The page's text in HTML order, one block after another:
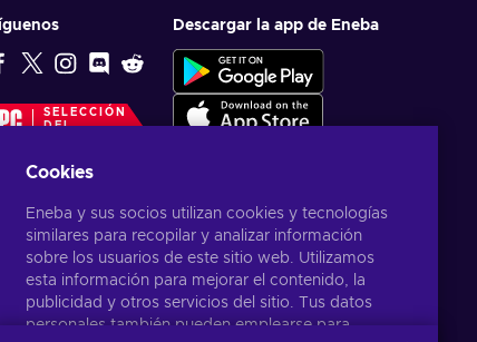
SELECCIÓN
DEL
Descargar la app de Eneba
Cookies
Eneba y sus socios utilizan cookies y tecnologías
similares para recopilar y analizar información
sobre los usuarios de este sitio web. Utilizamos
esta información para mejorar el contenido, la
publicidad y otros servicios del sitio. Tus datos
personales también pueden emplearse para